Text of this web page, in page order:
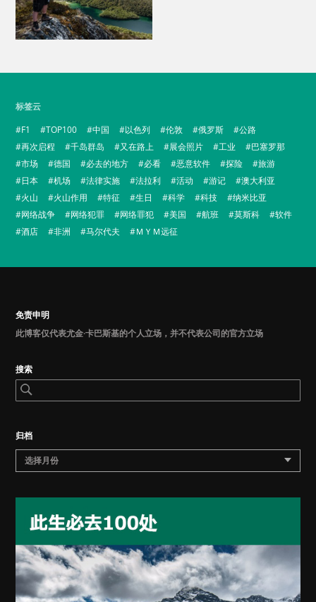
标签云
F1
TOP100 中国 以色列 伦敦 俄罗斯
公路
再次启程
千岛群岛 又在路上 展会照片 工业
巴塞罗那
市场
德国 必去的地方 必看 恶意软件 探险
旅游
日本
机场 法律实施 法拉利 活动 游记
澳大利亚
火山
火山作用 特征 生日 科学 科技
纳米比亚
网络战争
网络犯罪 网络罪犯 美国 航班 莫斯科
软件
酒店
非洲 马尔代夫 ＭＹＭ远征
免责申明
此博客仅代表尤金·卡巴斯基的个人立场，并不代表公司的官方立场
搜索
归档
选择月份